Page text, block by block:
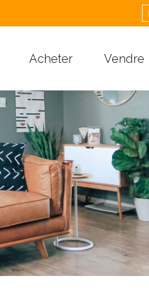
Acheter Vendre